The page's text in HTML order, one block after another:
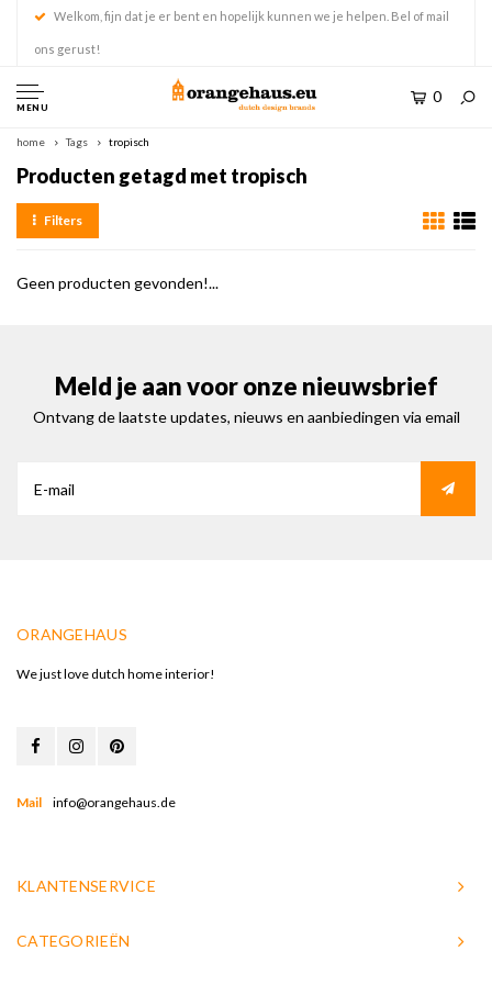
Welkom, fijn dat je er bent en hopelijk kunnen we je helpen. Bel of mail
ons gerust!
MENU
0
home Tags tropisch
Producten getagd met tropisch
Filters
Geen producten gevonden!...
Meld je aan voor onze nieuwsbrief
Ontvang de laatste updates, nieuws en aanbiedingen via email
ORANGEHAUS
We just love dutch home interior!
Mail info@orangehaus.de
KLANTENSERVICE
CATEGORIEËN